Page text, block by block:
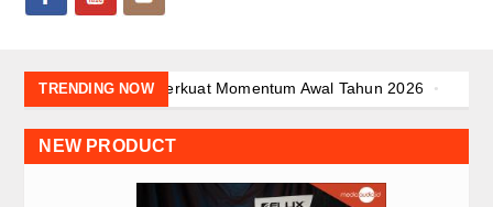
New Shoot
TRENDING NOW
JAECOO J7 SHS-P dan Evolusi
Kehadiran Robot Humanoid AiMOGA di
JAECOO J5 EV Jadi “Kanvas”
NEW PRODUCT